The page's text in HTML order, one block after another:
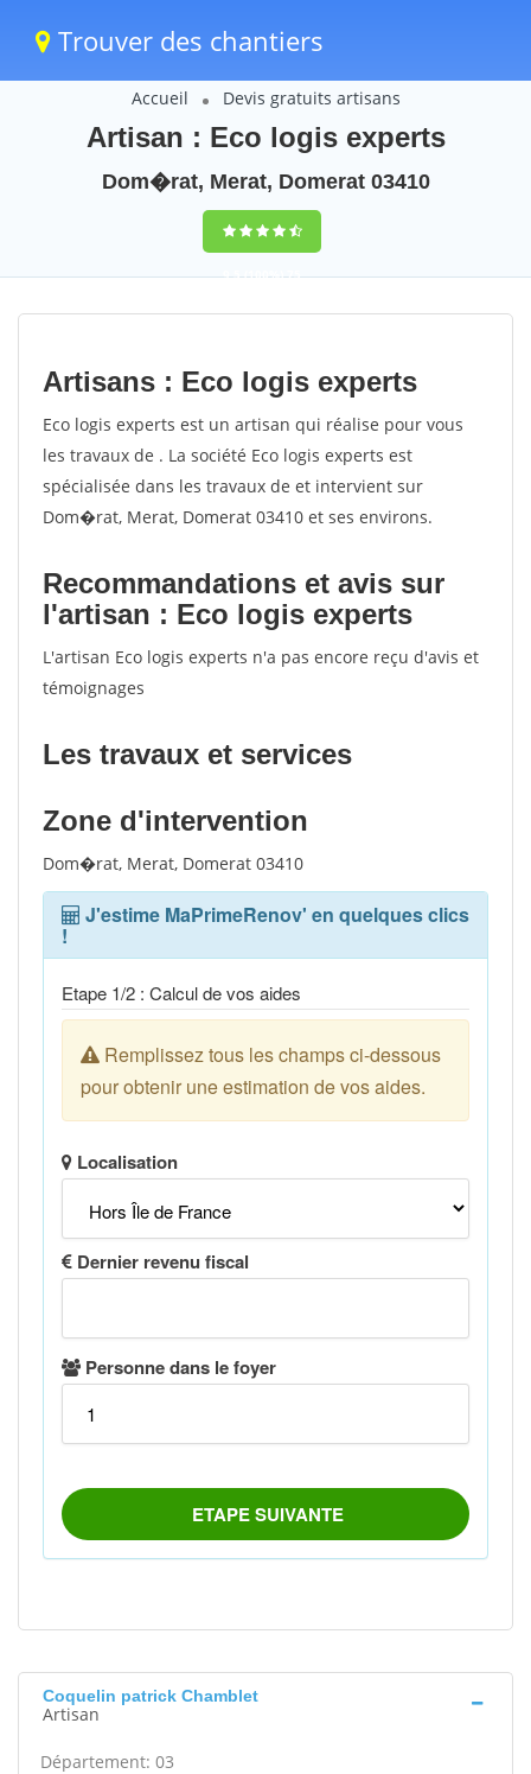
Trouver des chantiers
Accueil Devis gratuits artisans
Artisan : Eco logis experts
Dom�rat, Merat, Domerat 03410
9,5(100%)75
votes
Artisans : Eco logis experts
Eco logis experts est un artisan qui réalise pour vous
les travaux de . La société Eco logis experts est
spécialisée dans les travaux de et intervient sur
Dom�rat, Merat, Domerat 03410 et ses environs.
Recommandations et avis sur
l'artisan : Eco logis experts
L'artisan Eco logis experts n'a pas encore reçu d'avis et
témoignages
Les travaux et services
Zone d'intervention
Dom�rat, Merat, Domerat 03410
Coquelin patrick Chamblet
Artisan
Département: 03